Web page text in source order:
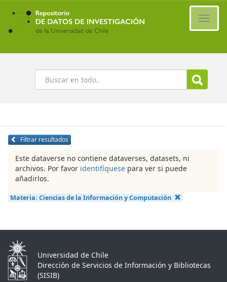
Ir
contenido
principal
Buscar
Filtrar resultados
Este dataverse no contiene dataverses, datasets, ni
archivos. Por favor identifíquese para ver si puede
añadirlos.
Materia: Ciencias de la Información y Computación
Universidad de Chile
Dirección de Servicios de Información y Bibliotecas
(SISIB)